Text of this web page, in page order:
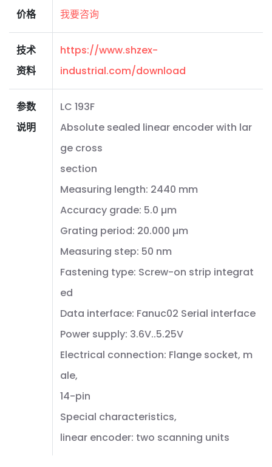
价格 我要咨询
技术
资料
https://www.shzex-
industrial.com/download
参数
说明
LC 193F
Absolute sealed linear encoder with lar
ge cross
section
Measuring length: 2440 mm
Accuracy grade: 5.0 µm
Grating period: 20.000 µm
Measuring step: 50 nm
Fastening type: Screw-on strip integrat
ed
Data interface: Fanuc02 Serial interface
Power supply: 3.6V..5.25V
Electrical connection: Flange socket, m
ale,
14-pin
Special characteristics,
linear encoder: two scanning units